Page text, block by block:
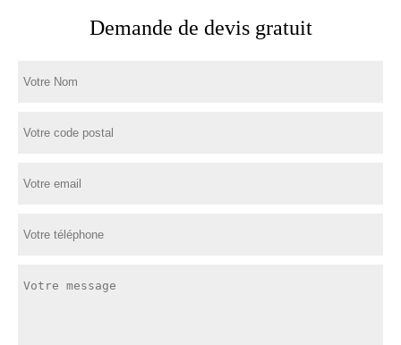
Demande de devis gratuit